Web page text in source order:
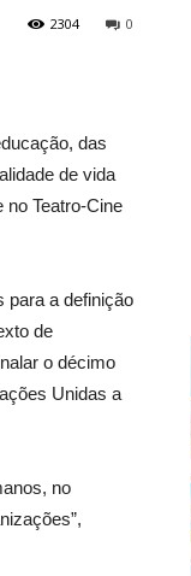
0
2304
das
de vida
no Teatro-Cine
para a definição
de
o décimo
Unidas a
no